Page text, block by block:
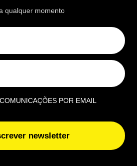
qualquer momento
POR EMAIL
newsletter